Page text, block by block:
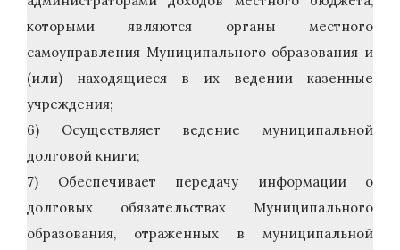
которыми являются органы местного
самоуправления Муниципального образования и
(или) находящиеся в их ведении казенные
учреждения;
6) Осуществляет ведение муниципальной
долговой книги;
7) Обеспечивает передачу информации о
долговых обязательствах Муниципального
образования, отраженных в муниципальной